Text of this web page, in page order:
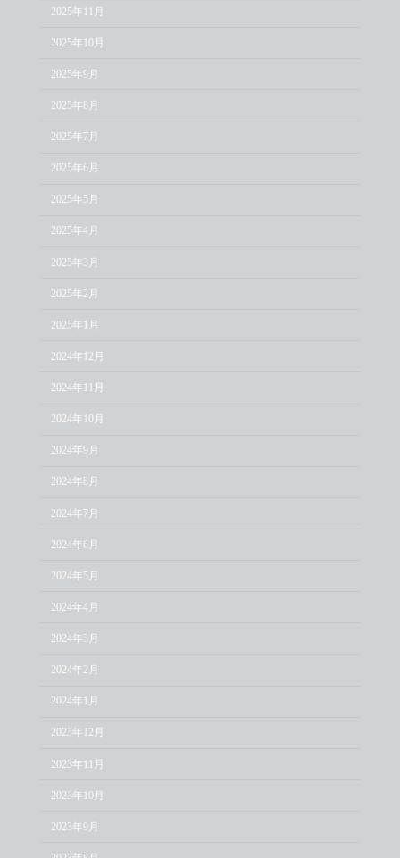
2025年11月
2025年10月
2025年9月
2025年8月
2025年7月
2025年6月
2025年5月
2025年4月
2025年3月
2025年2月
2025年1月
2024年12月
2024年11月
2024年10月
2024年9月
2024年8月
2024年7月
2024年6月
2024年5月
2024年4月
2024年3月
2024年2月
2024年1月
2023年12月
2023年11月
2023年10月
2023年9月